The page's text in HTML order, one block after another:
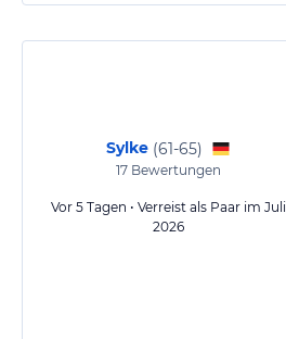
Sylke (61-65)
17Bewertungen
Vor 5 Tagen • Verreist als Paar im Juli
2026